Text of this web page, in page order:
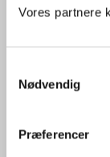
Vores partnere
Nødvendig
Præferencer